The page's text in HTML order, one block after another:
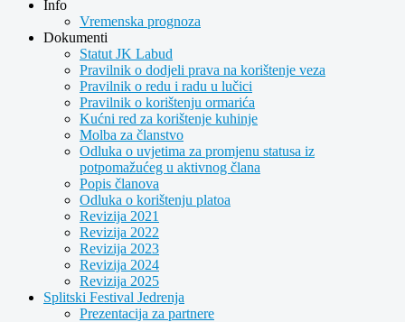
Info
Vremenska prognoza
Dokumenti
Statut JK Labud
Pravilnik o dodjeli prava na korištenje veza
Pravilnik o redu i radu u lučici
Pravilnik o korištenju ormarića
Kućni red za korištenje kuhinje
Molba za članstvo
Odluka o uvjetima za promjenu statusa iz
potpomažućeg u aktivnog člana
Popis članova
Odluka o korištenju platoa
Revizija 2021
Revizija 2022
Revizija 2023
Revizija 2024
Revizija 2025
Splitski Festival Jedrenja
Prezentacija za partnere